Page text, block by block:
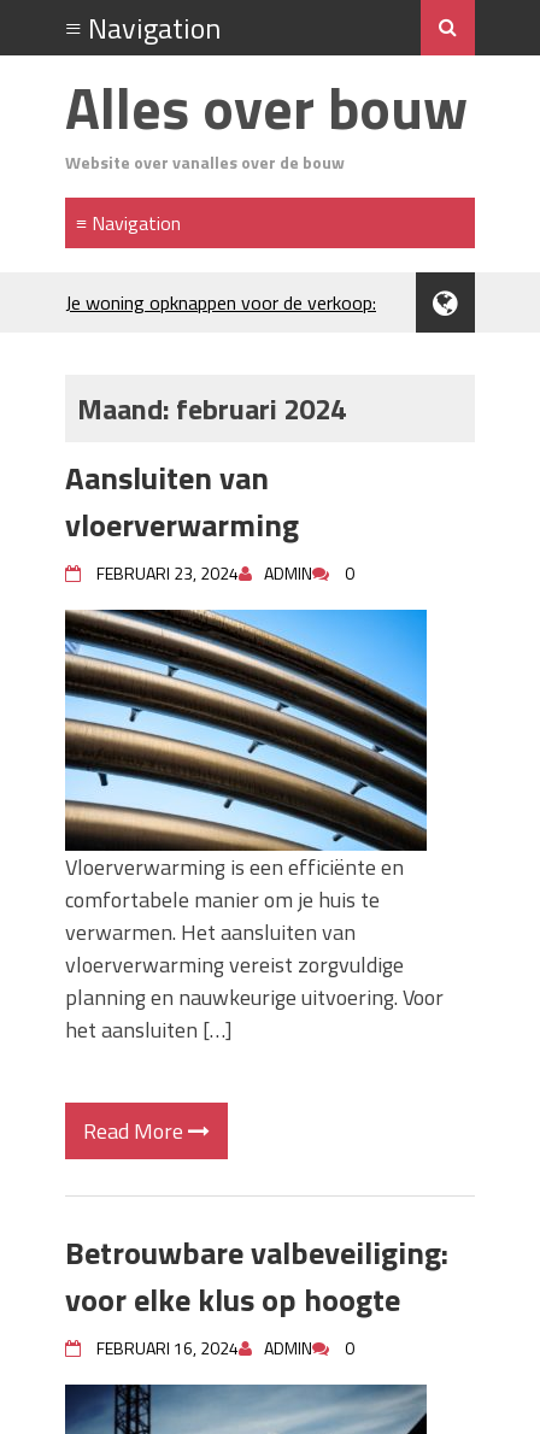
Alles over bouw
Website over vanalles over de bouw
Je woning opknappen voor de verkoop:
evenementen
metingen, geurneutralisatie en
Kunststof erfafscheiding: duurzame
keuze voor iedere tuin
Wat is een sleuvenzaagmachine en
wanneer gebruik je hem?
Wonen in balans en comfort
Wanneer is het slim om een
graafmachine te huren in plaats van te
kopen?
Buitenleven, de tuin en een hangmat
kopen
Verbouwen? Sla je inboedel tijdelijk op!
Waar let je op bij het kiezen van een
dakdekkersbedrijf?
Maand:februari 2024
Aansluiten van
vloerverwarming
FEBRUARI 23, 2024 ADMIN 0
Vloerverwarming is een efficiënte en
comfortabele manier om je huis te
verwarmen. Het aansluiten van
vloerverwarming vereist zorgvuldige
planning en nauwkeurige uitvoering. Voor
het aansluiten […]
Read More
Betrouwbare valbeveiliging:
voor elke klus op hoogte
FEBRUARI 16, 2024 ADMIN 0